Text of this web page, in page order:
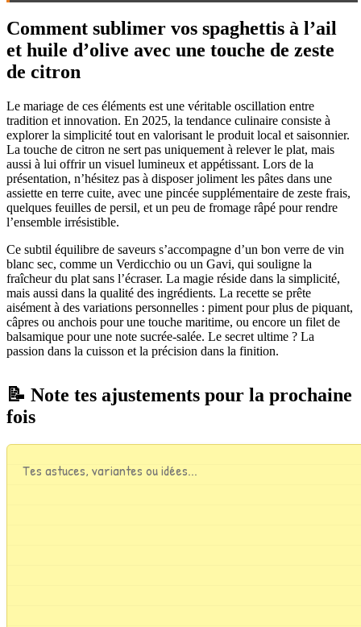
Comment sublimer vos spaghettis à l’ail
et huile d’olive avec une touche de zeste
de citron
Le mariage de ces éléments est une véritable oscillation entre
tradition et innovation. En 2025, la tendance culinaire consiste à
explorer la simplicité tout en valorisant le produit local et saisonnier.
La touche de citron ne sert pas uniquement à relever le plat, mais
aussi à lui offrir un visuel lumineux et appétissant. Lors de la
présentation, n’hésitez pas à disposer joliment les pâtes dans une
assiette en terre cuite, avec une pincée supplémentaire de zeste frais,
quelques feuilles de persil, et un peu de fromage râpé pour rendre
l’ensemble irrésistible.
Ce subtil équilibre de saveurs s’accompagne d’un bon verre de vin
blanc sec, comme un Verdicchio ou un Gavi, qui souligne la
fraîcheur du plat sans l’écraser. La magie réside dans la simplicité,
mais aussi dans la qualité des ingrédients. La recette se prête
aisément à des variations personnelles : piment pour plus de piquant,
câpres ou anchois pour une touche maritime, ou encore un filet de
balsamique pour une note sucrée-salée. Le secret ultime ? La
passion dans la cuisson et la précision dans la finition.
📝 Note tes ajustements pour la prochaine
fois